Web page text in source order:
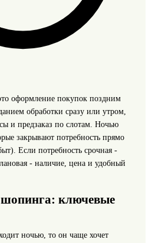
оформление покупок поздним
обработки сразу или утром,
и предзаказ по слотам. Ночью
закрывают потребность прямо
Если потребность срочная -
- наличие, цена и удобный
шопинга: ключевые
ночью, то он чаще хочет